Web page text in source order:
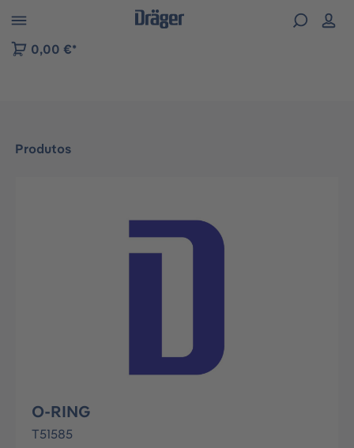
to B2B platform navigation
0,00 €*
Produtos
Ignorar galeria de imagens
O-RING
T51585